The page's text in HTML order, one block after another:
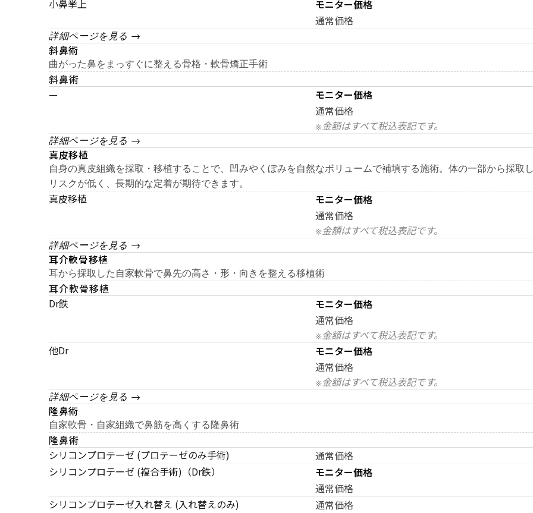
小鼻挙上 モニター価格
通常価格
詳細ページを見る →
斜鼻術
曲がった鼻をまっすぐに整える骨格・軟骨矯正手術
斜鼻術
—
モニター価格
通常価格
※金額はすべて税込表記です。
詳細ページを見る →
真皮移植
自身の真皮組織を採取・移植することで、凹みやくぼみを自然なボリュームで補填する施術。体の一部から採取
リスクが低く、長期的な定着が期待できます。
真皮移植 モニター価格
通常価格
※金額はすべて税込表記です。
詳細ページを見る →
耳介軟骨移植
耳から採取した自家軟骨で鼻先の高さ・形・向きを整える移植術
耳介軟骨移植
Dr鉄
モニター価格
通常価格
※金額はすべて税込表記です。
他Dr モニター価格
通常価格
※金額はすべて税込表記です。
詳細ページを見る →
隆鼻術
自家軟骨・自家組織で鼻筋を高くする隆鼻術
隆鼻術
シリコンプロテーゼ (プロテーゼのみ手術)
通常価格
シリコンプロテーゼ (複合手術)（Dr鉄） モニター価格
通常価格
シリコンプロテーゼ入れ替え (入れ替えのみ) 通常価格